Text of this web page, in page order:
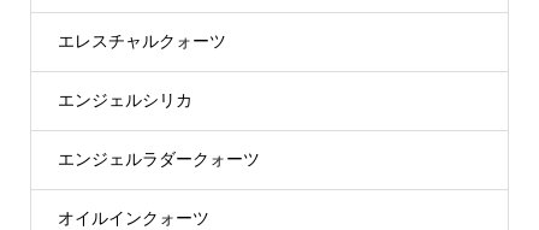
エレスチャルクォーツ
エンジェルシリカ
エンジェルラダークォーツ
オイルインクォーツ